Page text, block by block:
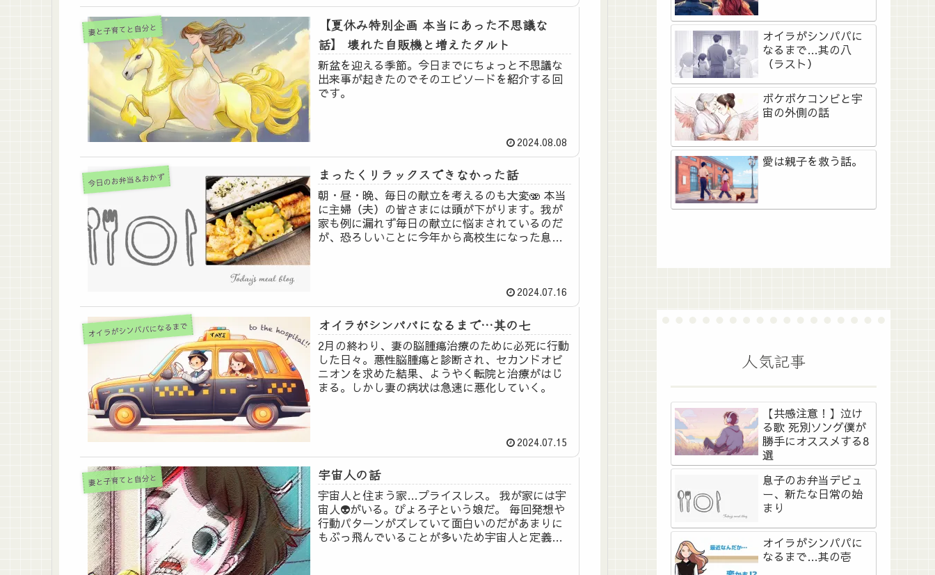
妻と子育てと自分と
【夏休み特別企画 本当にあった不思議な
話】 壊れた自販機と増えたタルト
新盆を迎える季節。今日までにちょっと不思議な
出来事が起きたのでそのエピソードを紹介する回
です。
2024.08.08
今日のお弁当＆おかず まったくリラックスできなかった話
朝・昼・晩、毎日の献立を考えるのも大変🫨 本当
に主婦（夫）の皆さまには頭が下がります。我が
家も例に漏れず毎日の献立に悩まされているのだ
が、恐ろしいことに今年から高校生になった息子
2024.07.16
オイラがシンパパになるまで オイラがシンパパになるまで…其の七
2月の終わり、妻の脳腫瘍治療のために必死に行動
した日々。悪性脳腫瘍と診断され、セカンドオピ
ニオンを求めた結果、ようやく転院と治療がはじ
まる。しかし妻の病状は急速に悪化していく。
2024.07.15
妻と子育てと自分と 宇宙人の話
宇宙人と住まう家…プライスレス。 我が家には宇
宙人👽がいる。ぴょろ子という娘だ。 毎回発想や
行動パターンがズレていて面白いのだがあまりに
もぶっ飛んでいることが多いため宇宙人と定義し
オイラがシンパパに
なるまで…其の八
（ラスト）
ボケボケコンビと宇
宙の外側の話
愛は親子を救う話。
人気記事
【共感注意！】泣け
る歌 死別ソング僕が
勝手にオススメする8
選
息子のお弁当デビュ
ー、新たな日常の始
まり
オイラがシンパパに
なるまで…其の壱